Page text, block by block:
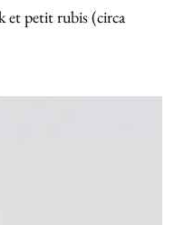
et petit rubis (circa